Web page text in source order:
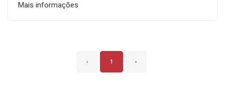
Mais informações
‹ 1 ›